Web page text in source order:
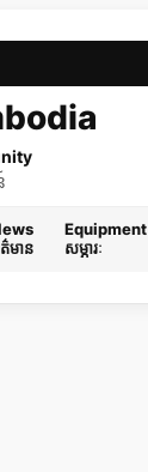
មាន
Equipment
សម្ភារៈ